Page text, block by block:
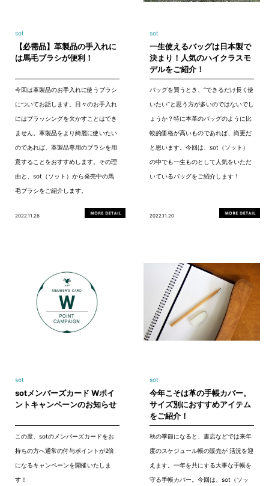
sot
【必需品】革製品の手入れに
は馬毛ブラシが便利！
今回は革製品のお手入れに使うブラシ
についてお話します。日々のお手入れ
にはブラッシングを欠かすことはでき
ません。革製品をより綺麗に使いたい
のであれば、革製品専用のブラシを用
意することをおすすめします。その理
由と、sot（ソット）から発売中の馬
毛ブラシをご紹介します。
2022.11.26
sot
一生使えるバッグは日本製で
決まり！人気のハイクラスモ
デルをご紹介！
バッグを買うとき、“できるだけ長く使
いたい”と思う方が多いのではないでし
ょうか？特に本革のバッグのように比
較的価格が高いものであれば、尚更だ
と思います。今回は、sot（ソット）
の中でも一生ものとして人気をいただ
いているバッグをご紹介します！
2022.11.20
sot
sotメンバーズカード Wポイ
ントキャンペーンのお知らせ
この度、sotのメンバーズカードをお
持ちの方へ通常の付与ポイントが2倍
になるキャンペーンを開催いたしま
す！
sot
今年こそは革の手帳カバー。
サイズ別におすすめアイテム
をご紹介！
秋の季節になると、書店などでは来年
度のスケジュール帳の販売が 活況を迎
えます。一年を共にする大事な手帳を
守る手帳カバー。今回は、sot（ソッ